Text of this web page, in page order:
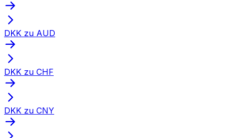
DKK zu AUD
DKK zu CHF
DKK zu CNY